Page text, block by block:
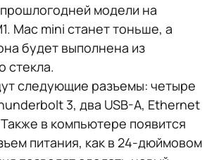
модели на
Mac mini станет тоньше, а
будет выполнена из
стекла.
следующие разъемы: четыре
3, два USB-A, Ethernet
в компьютере появится
питания, как в 24-дюймовом